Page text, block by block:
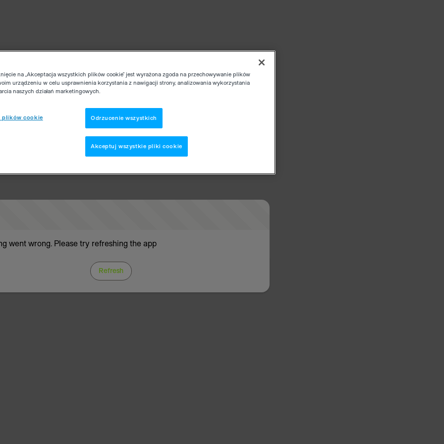
went wrong. Please try refreshing the app
Refresh
na „Akceptacja wszystkich plików cookie” jest wyrażona zgoda na przechowywanie plików
urządzeniu w celu usprawnienia korzystania z nawigacji strony, analizowania wykorzystania
naszych działań marketingowych.
plików cookie Odrzucenie wszystkich
Akceptuj wszystkie pliki cookie